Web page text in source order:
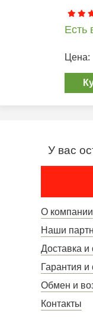
Есть
Цена:
У вас
О компании
Наши
Доставка и
Гарантия и
Обмен и
Контакты